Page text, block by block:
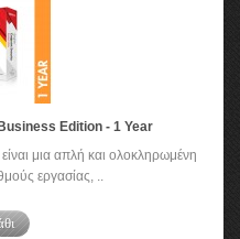
Edition - 1 Year
μια απλή και ολοκληρωμένη
εργασίας, ..